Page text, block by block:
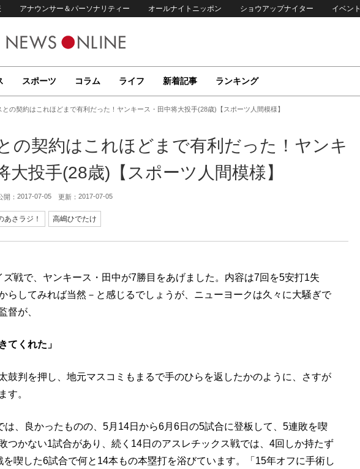
アナウンサー＆パーソナリティー オールナイトニッポン ショウアップナイター イベント
スポーツ コラム ライフ 新着記事 ランキング
との契約はこれほどまで有利だった！ヤンキース・田中将大投手(28歳)【スポーツ人間模様】
の契約はこれほどまで有利だった！ヤンキ
大投手(28歳)【スポーツ人間模様】
： 2017-07-05 更新： 2017-07-05
あさラジ！ 高嶋ひでたけ
戦で、ヤンキース・田中が7勝目をあげました。内容は7回を5安打1失
らしてみれば当然－と感じるでしょうが、ニューヨークは久々に大騒ぎで
督が、
てくれた」
鼓判を押し、地元マスコミもまるで手のひらを返したかのように、さすが
す。
は、良かったものの、5月14日から6月6日の5試合に登板して、5連敗を喫
つかない1試合があり、続く14日のアスレチックス戦では、4回しか持たず
を喫した6試合で何と14本もの本塁打を浴びています。「15年オフに手術し